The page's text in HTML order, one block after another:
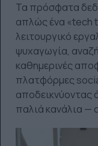
Τα πρόσφατα
απλώς ένα «tech
λειτουργικό
ψυχαγωγία,
καθημερινές
πλατφόρμες
αποδεικνύοντας
παλιά κανάλια —